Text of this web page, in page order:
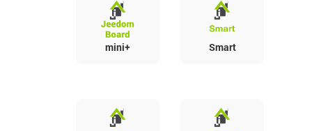
mini+ Smart